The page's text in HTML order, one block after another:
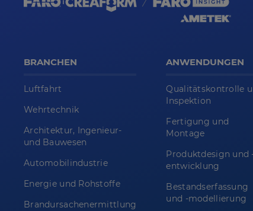
BRANCHEN
Luftfahrt
Wehrtechnik
Architektur, Ingenieur-
und Bauwesen
Automobilindustrie
Energie und Rohstoffe
Brandursachenermittlung
ANWENDUNGEN
Qualitätskontrolle
Inspektion
Fertigung und
Montage
Produktdesign und
entwicklung
Bestandserfassung
und -modellierung